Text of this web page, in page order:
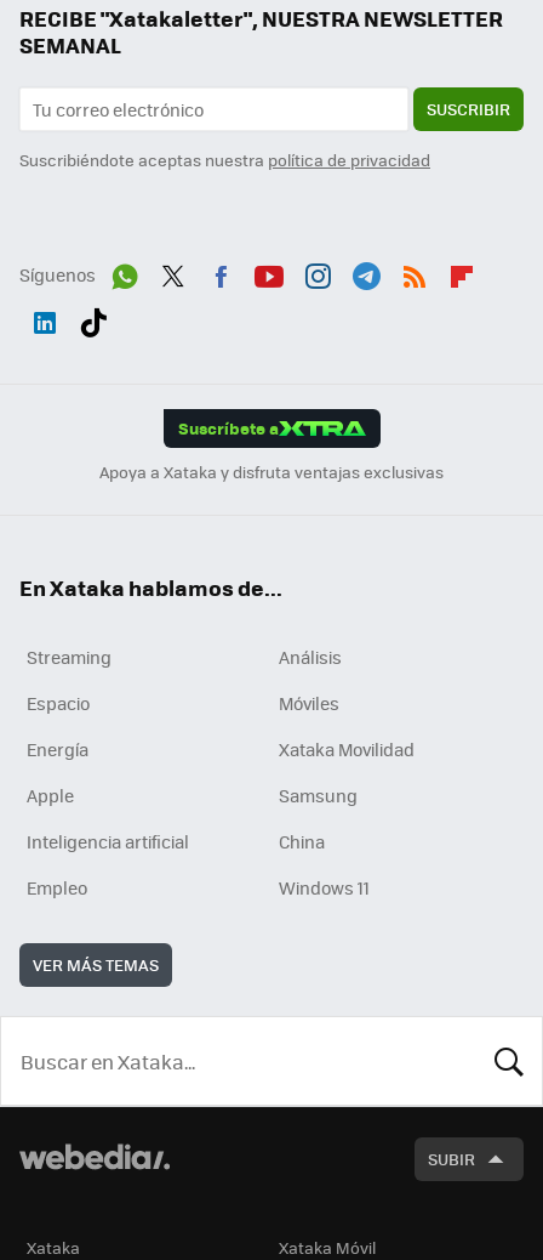
RECIBE "Xatakaletter", NUESTRA NEWSLETTER
SEMANAL
SUSCRIBIR
Suscribiéndote aceptas nuestra política de privacidad
Síguenos
Suscríbete a
Apoya a Xataka y disfruta ventajas exclusivas
En Xataka hablamos de...
Streaming
Análisis
Espacio
Móviles
Energía
Xataka Movilidad
Apple
Samsung
Inteligencia artificial
China
Empleo
Windows 11
VER MÁS TEMAS
SUBIR
Xataka Xataka Móvil